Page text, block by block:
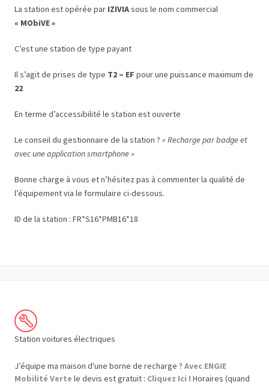
La station est opérée par IZIVIAsous le nom commercial
« MObiVE »
C’est une station de type payant
Il s’agit de prises de type T2 – EF pour une puissance maximum de
22
En terme d’accessibilité le station est ouverte
Le conseil du gestionnaire de la station ? « Recharge par badge et
avec une application smartphone »
Bonne charge à vous et n’hésitez pas à commenter la qualité de
l’équipement via le formulaire ci-dessous.
ID de la station : FR*S16*PMB16*18
Station voitures électriques
J’équipe ma maison d'une borne de recharge ? Avec ENGIE
Mobilité Verte le devis est gratuit : Cliquez Ici ! Horaires (quand